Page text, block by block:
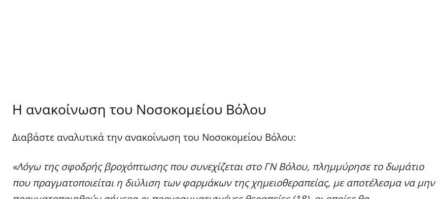
Η ανακοίνωση του Νοσοκομείου Βόλου
Διαβάστε αναλυτικά την ανακοίνωση του Νοσοκομείου Βόλου:
«Λόγω της σφοδρής βροχόπτωσης που συνεχίζεται στο ΓΝ Βόλου, πλημμύρησε το δωμάτιο
που πραγματοποιείται η διύλιση των φαρμάκων της χημειοθεραπείας, με αποτέλεσμα να μην